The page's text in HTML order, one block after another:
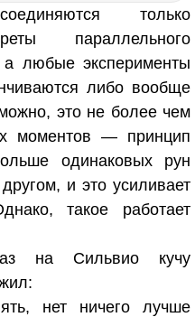
только
параллельного
любые эксперименты
либо вообще
это не более чем
моментов — принцип
одинаковых рун
и это усиливает
такое работает
на Сильвио кучу
нет ничего лучше